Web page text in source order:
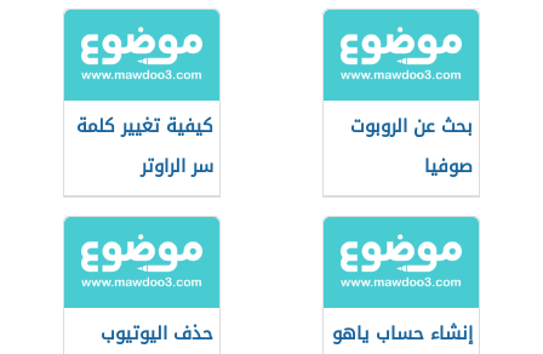
بحث عن الروبوت
صوفيا
كيفية تغيير كلمة
سر الراوتر
إنشاء حساب ياهو
حذف اليوتيوب